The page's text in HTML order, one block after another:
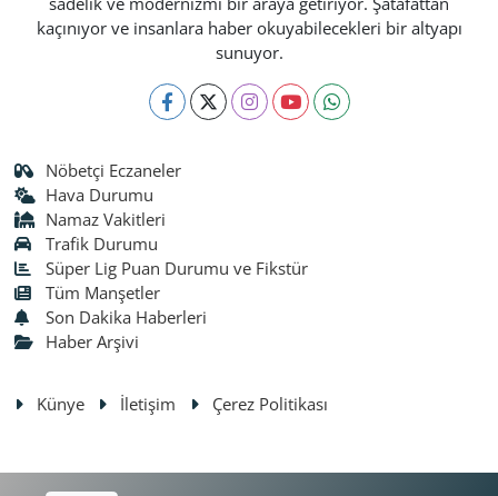
kaçınıyor ve insanlara haber okuyabilecekleri bir altyapı
sunuyor.
Nöbetçi Eczaneler
Hava Durumu
Namaz Vakitleri
Trafik Durumu
Süper Lig Puan Durumu ve Fikstür
Tüm Manşetler
Son Dakika Haberleri
Haber Arşivi
Künye İletişim Çerez Politikası